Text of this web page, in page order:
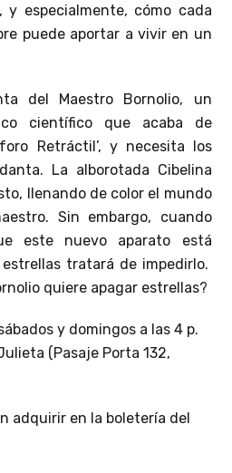
y especialmente, cómo cada
puede aportar a vivir en un
del Maestro Bornolio, un
científico que acaba de
Retráctil’, y necesita los
La alborotada Cibelina
llenando de color el mundo
Sin embargo, cuando
este nuevo aparato está
tratará de impedirlo.
quiere apagar estrellas?
y domingos a las 4 p.
(Pasaje Porta 132,
adquirir en la boletería del